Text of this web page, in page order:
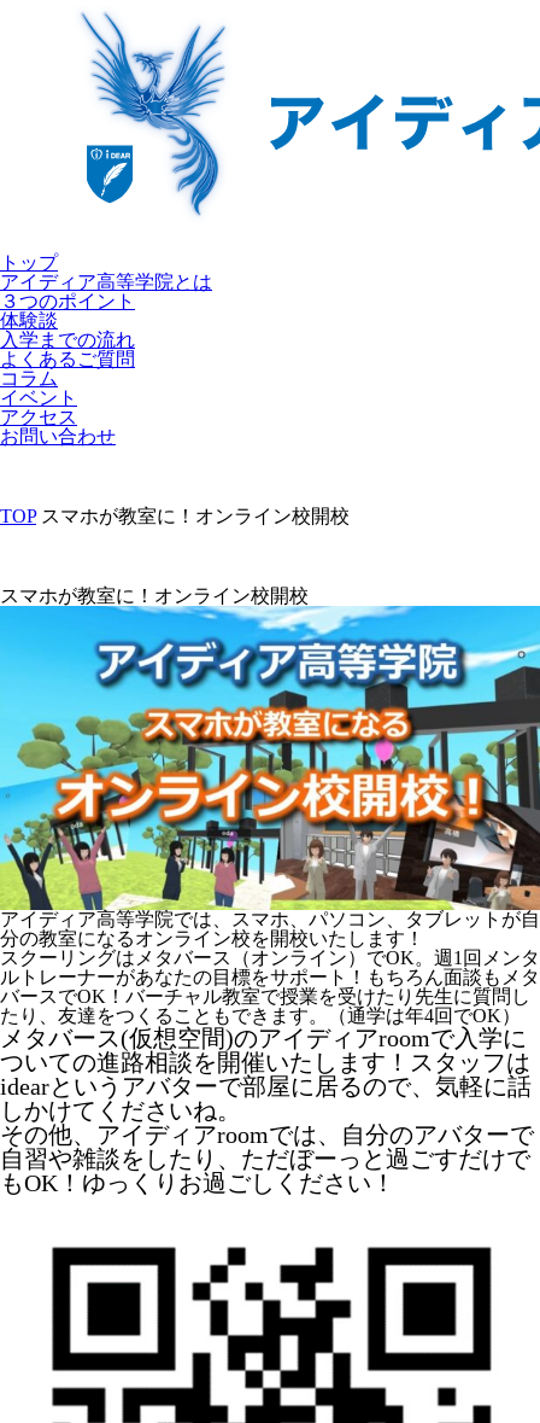
トップ
アイディア高等学院とは
３つのポイント
体験談
入学までの流れ
よくあるご質問
コラム
イベント
アクセス
お問い合わせ
TOP スマホが教室に！オンライン校開校
スマホが教室に！オンライン校開校
アイディア高等学院では、
スマホ、パソコン、タブレットが自
分の教室になるオンライン校を開校いたします！
スクーリングはメタバース（オンライン）でOK。週1回メンタ
ルトレーナーがあなたの目標をサポート！もちろん面談もメタ
バースでOK！バーチャル教室で授業を受けたり先生に質問し
たり、友達をつくることもできます。（通学は年4回でOK）
メタバース(仮想空間)のアイディアroomで入学に
ついての進路相談を開催いたします！スタッフは
idearというアバターで部屋に居るので、気軽に話
しかけてくださいね。
その他、アイディアroomでは、自分のアバターで
自習や雑談をしたり、ただぼーっと過ごすだけで
もOK！ゆっくりお過ごしください！